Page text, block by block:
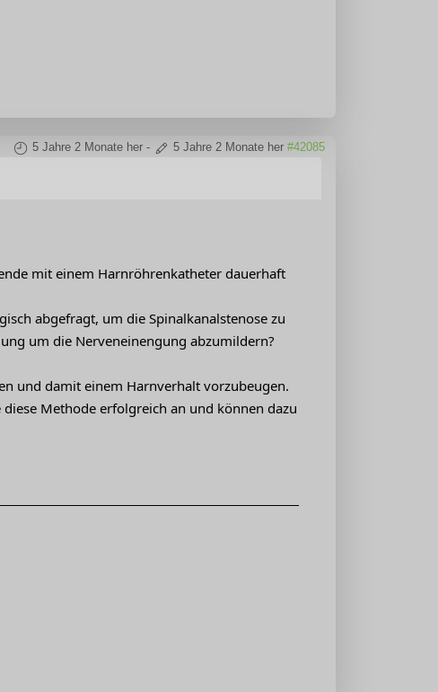
5 Jahre 2 Monate her - 5 Jahre 2 Monate her #42085
mit einem Harnröhrenkatheter dauerhaft
abgefragt, um die Spinalkanalstenose zu
um die Nerveneinengung abzumildern?
und damit einem Harnverhalt vorzubeugen.
Methode erfolgreich an und können dazu